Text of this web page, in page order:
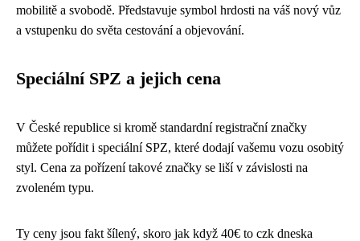
mobilitě a svobodě. Představuje symbol hrdosti na váš nový vůz
a vstupenku do světa cestování a objevování.
Speciální SPZ a jejich cena
V České republice si kromě standardní registrační značky
můžete pořídit i speciální SPZ, které dodají vašemu vozu osobitý
styl. Cena za pořízení takové značky se liší v závislosti na
zvoleném typu.
Ty ceny jsou fakt šílený, skoro jak když 40€ to czk dneska